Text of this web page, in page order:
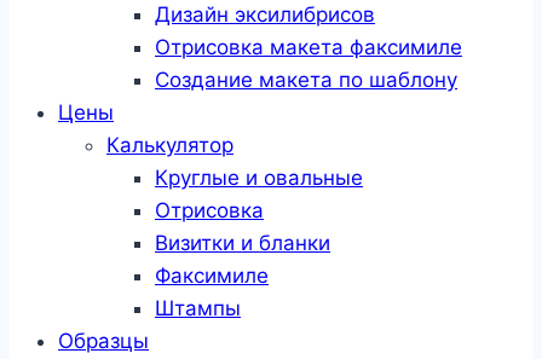
Дизайн эксилибрисов
Отрисовка макета факсимиле
Создание макета по шаблону
Цены
Калькулятор
Круглые и овальные
Отрисовка
Визитки и бланки
Факсимиле
Штампы
Образцы